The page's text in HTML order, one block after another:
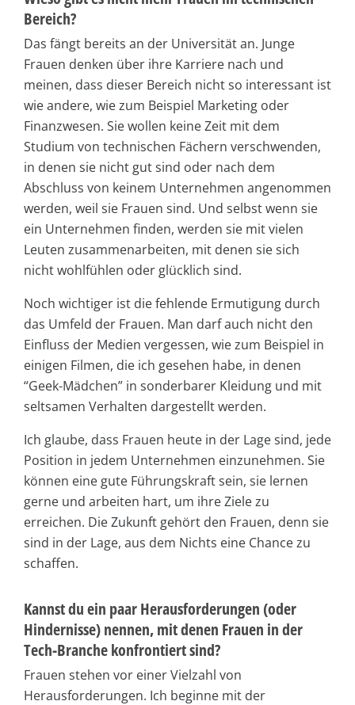
Bereich?
Das fängt bereits an der Universität an. Junge
Frauen denken über ihre Karriere nach und
meinen, dass dieser Bereich nicht so interessant ist
wie andere, wie zum Beispiel Marketing oder
Finanzwesen. Sie wollen keine Zeit mit dem
Studium von technischen Fächern verschwenden,
in denen sie nicht gut sind oder nach dem
Abschluss von keinem Unternehmen angenommen
werden, weil sie Frauen sind. Und selbst wenn sie
ein Unternehmen finden, werden sie mit vielen
Leuten zusammenarbeiten, mit denen sie sich
nicht wohlfühlen oder glücklich sind.
Noch wichtiger ist die fehlende Ermutigung durch
das Umfeld der Frauen. Man darf auch nicht den
Einfluss der Medien vergessen, wie zum Beispiel in
einigen Filmen, die ich gesehen habe, in denen
“Geek-Mädchen” in sonderbarer Kleidung und mit
seltsamen Verhalten dargestellt werden.
Ich glaube, dass Frauen heute in der Lage sind, jede
Position in jedem Unternehmen einzunehmen. Sie
können eine gute Führungskraft sein, sie lernen
gerne und arbeiten hart, um ihre Ziele zu
erreichen. Die Zukunft gehört den Frauen, denn sie
sind in der Lage, aus dem Nichts eine Chance zu
schaffen.
Kannst du ein paar Herausforderungen (oder
Hindernisse) nennen, mit denen Frauen in der
Tech-Branche konfrontiert sind?
Frauen stehen vor einer Vielzahl von
Herausforderungen. Ich beginne mit der